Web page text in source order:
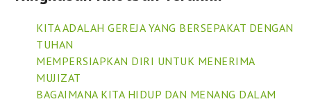
KITA ADALAH GEREJA YANG BERSEPAKAT DENGAN
TUHAN
MEMPERSIAPKAN DIRI UNTUK MENERIMA
MUJIZAT
BAGAIMANA KITA HIDUP DAN MENANG DALAM